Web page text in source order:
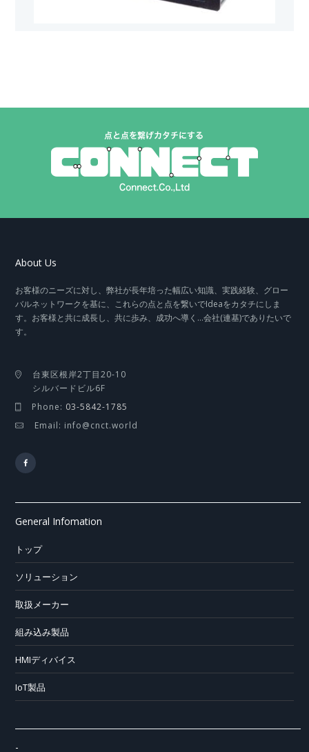
About Us
お客様のニーズに対し、弊社が長年培った幅広い知識、実践経験、グロー
バルネットワークを基に、これらの点と点を繋いでIdeaをカタチにしま
す。お客様と共に成長し、共に歩み、成功へ導く…会社(連基)でありたいで
す。
台東区根岸2丁目20-10
シルバードビル6F
Phone: 03-5842-1785
Email: info@cnct.world
General Infomation
トップ
ソリューション
取扱メーカー
組み込み製品
HMIディバイス
IoT製品
-